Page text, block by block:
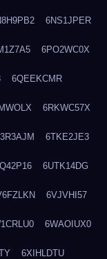
6NS1JPER
6PO2WC0X
6QEEKCMR
6RKWC57X
6TKE2JE3
6UTK14DG
6VJVHI57
6WAOIUX0
6XIHLDTU